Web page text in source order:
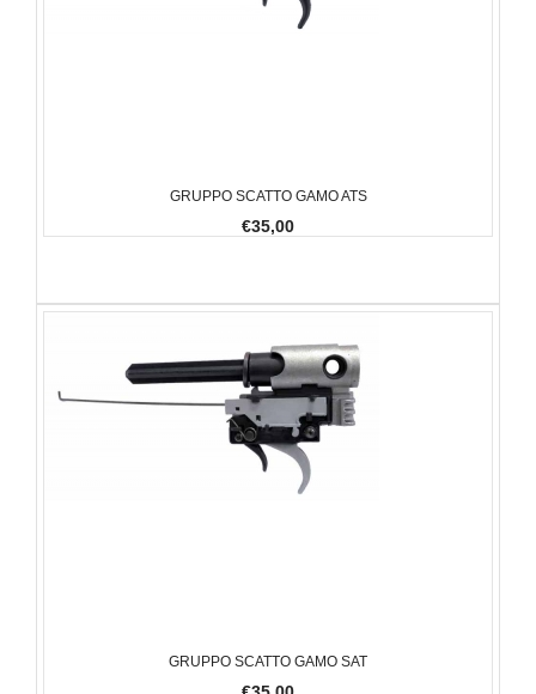
GRUPPO SCATTO GAMO ATS
€35,00
GRUPPO SCATTO GAMO SAT